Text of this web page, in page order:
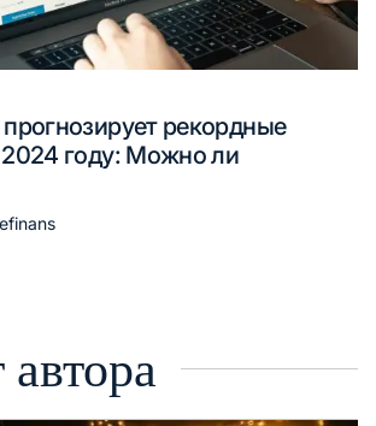
рекордные
году: Можно ли